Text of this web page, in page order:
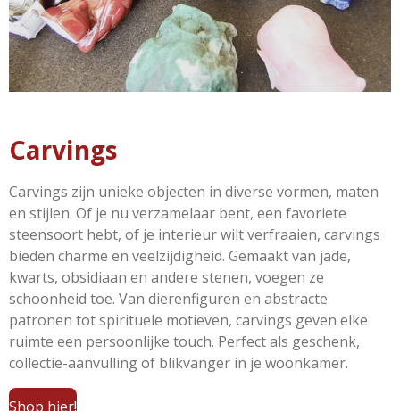
Carvings
Carvings zijn unieke objecten in diverse vormen, maten
en stijlen. Of je nu verzamelaar bent, een favoriete
steensoort hebt, of je interieur wilt verfraaien, carvings
bieden charme en veelzijdigheid. Gemaakt van jade,
kwarts, obsidiaan en andere stenen, voegen ze
schoonheid toe. Van dierenfiguren en abstracte
patronen tot spirituele motieven, carvings geven elke
ruimte een persoonlijke touch. Perfect als geschenk,
collectie-aanvulling of blikvanger in je woonkamer.
Shop hier!